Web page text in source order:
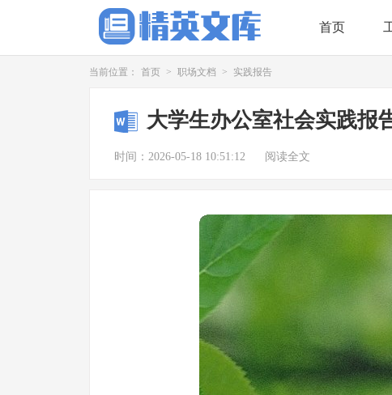
首页
当前位置： 首页 > 职场文档 > 实践报告
大学生办公室社会实践报
时间：2026-05-18 10:51:12 阅读全文